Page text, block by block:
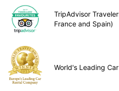
TripAdvisor
France and Spain)
World's Leading